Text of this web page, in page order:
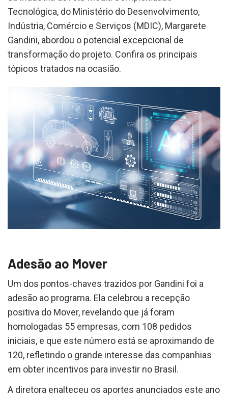
Tecnológica, do Ministério do Desenvolvimento,
Indústria, Comércio e Serviços (MDIC), Margarete
Gandini, abordou o potencial excepcional de
transformação do projeto. Confira os principais
tópicos tratados na ocasião.
Adesão ao Mover
Um dos pontos-chaves trazidos por Gandini foi a
adesão ao programa. Ela celebrou a recepção
positiva do Mover, revelando que já foram
homologadas 55 empresas, com 108 pedidos
iniciais, e que este número está se aproximando de
120, refletindo o grande interesse das companhias
em obter incentivos para investir no Brasil.
A diretora enalteceu os aportes anunciados este ano